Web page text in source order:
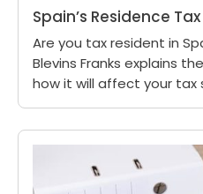
Spain’s Residence Tax
Are you tax resident in
Blevins Franks explains
how it will affect your tax